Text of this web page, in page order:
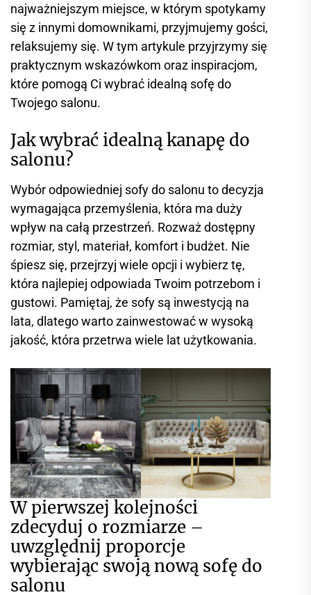
najważniejszym miejsce, w którym spotykamy
się z innymi domownikami, przyjmujemy gości,
relaksujemy się. W tym artykule przyjrzymy się
praktycznym wskazówkom oraz inspiracjom,
które pomogą Ci wybrać idealną sofę do
Twojego salonu.
Jak wybrać idealną kanapę do
salonu?
Wybór odpowiedniej sofy do salonu to decyzja
wymagająca przemyślenia, która ma duży
wpływ na całą przestrzeń. Rozważ dostępny
rozmiar, styl, materiał, komfort i budżet. Nie
śpiesz się, przejrzyj wiele opcji i wybierz tę,
która najlepiej odpowiada Twoim potrzebom i
gustowi. Pamiętaj, że sofy są inwestycją na
lata, dlatego warto zainwestować w wysoką
jakość, która przetrwa wiele lat użytkowania.
W pierwszej kolejności
zdecyduj o rozmiarze –
uwzględnij proporcje
wybierając swoją nową sofę do
salonu